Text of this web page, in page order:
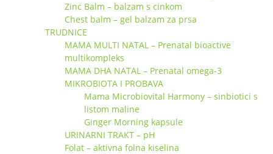
Zinc Balm – balzam s cinkom
Chest balm – gel balzam za prsa
TRUDNICE
MAMA MULTI NATAL – Prenatal bioactive
multikompleks
MAMA DHA NATAL – Prenatal omega-3
MIKROBIOTA I PROBAVA
Mama Microbiovital Harmony – sinbiotici s
listom maline
Ginger Morning kapsule
URINARNI TRAKT – pH
Folat – aktivna folna kiselina